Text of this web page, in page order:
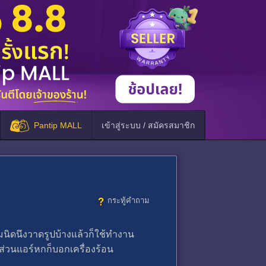
Pantip MALL เข้าสู่ระบบ / สมัครสมาชิก
กระทู้คำถาม
ดนึงวาดรูปบ้างแล้วก็ใช้ทำงาน
วนแอร์หกก็บอกเครื่องร้อน​